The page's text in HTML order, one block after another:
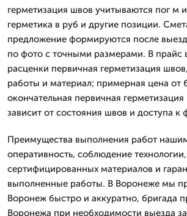
герметизация швов учитываются пог м
герметика в руб и другие позиции.
предложение формируются после
по фото с точными размерами. В прайс
расценки первичная герметизация
работы и материал; примерная цена от
окончательная первичная
зависит от состояния швов и доступа к
Преимущества выполнения работ
оперативность, соблюдение
сертифицированных материалов и
выполненные работы. В Воронеже мы
Воронеж быстро и аккуратно, бригада
Воронежа при необходимости выезда